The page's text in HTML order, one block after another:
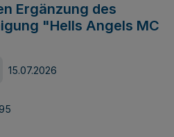
Ergänzung des
"Hells Angels MC
15.07.2026